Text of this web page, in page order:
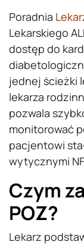
Poradnia
Lekarskiego
dostęp do
jednej ścieżki
lekarza
pozwala
monitorować
pacjentowi
wytycznymi
Czym
POZ?
Lekarz